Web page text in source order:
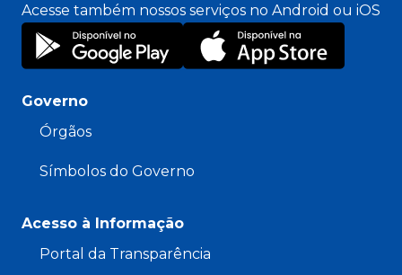
Acesse também nossos serviços no Android ou iOS
Governo
Órgãos
Símbolos do Governo
Acesso à Informação
Portal da Transparência